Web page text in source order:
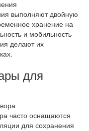
выполняют двойную
хранение на
и мобильность
делают их
для
часто оснащаются
для сохранения